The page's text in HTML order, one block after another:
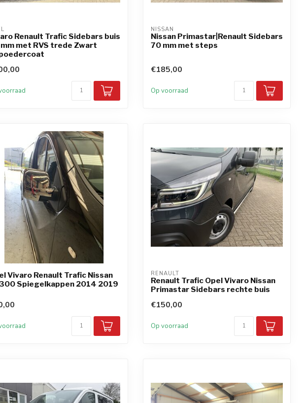
Renault Trafic Sidebars buis
met RVS trede Zwart
NISSAN
Nissan Primastar|Renault Sidebars
70 mm met steps
€185,00
Op voorraad
Vivaro Renault Trafic Nissan
Spiegelkappen 2014 2019
RENAULT
Renault Trafic Opel Vivaro Nissan
Primastar Sidebars rechte buis
€150,00
Op voorraad